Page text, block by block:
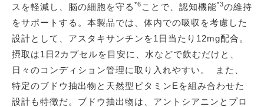
スを軽減し、脳の細胞を守る *6 ことで、認知機能*3の維持
をサポートする。本製品では、体内での吸収を考慮した
設計として、アスタキサンチンを1日当たり12mg配合。
摂取は1日2カプセルを目安に、水などで飲むだけと、
日々のコンディション管理に取り入れやすい。 また、
特定のブドウ抽出物と天然型ビタミンEを組み合わせた
設計も特徴だ。ブドウ抽出物は、アントシアニンとプロ